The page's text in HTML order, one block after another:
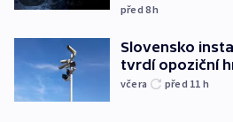
před 8h
Slovensko
tvrdí opoziční
včera před 11 h